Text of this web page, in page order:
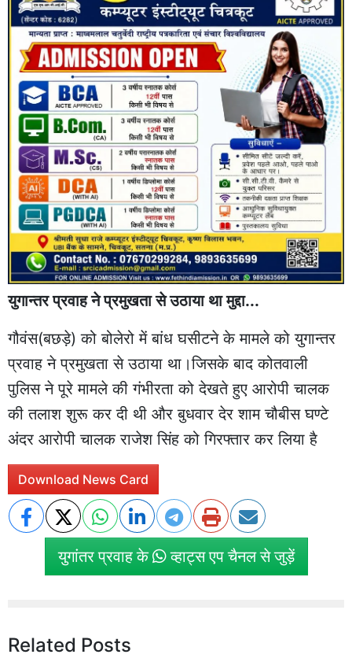
युगान्तर प्रवाह ने प्रमुखता से उठाया था मुद्दा...
गौवंस(बछड़े) को बोलेरो में बांध घसीटने के मामले को युगान्तर
प्रवाह ने प्रमुखता से उठाया था।जिसके बाद कोतवाली
पुलिस ने पूरे मामले की गंभीरता को देखते हुए आरोपी चालक
की तलाश शुरू कर दी थी और बुधवार देर शाम चौबीस घण्टे
अंदर आरोपी चालक राजेश सिंह को गिरफ्तार कर लिया है
Download News Card
युगांतर प्रवाह के व्हाट्स एप चैनल से जुड़ें
Related Posts